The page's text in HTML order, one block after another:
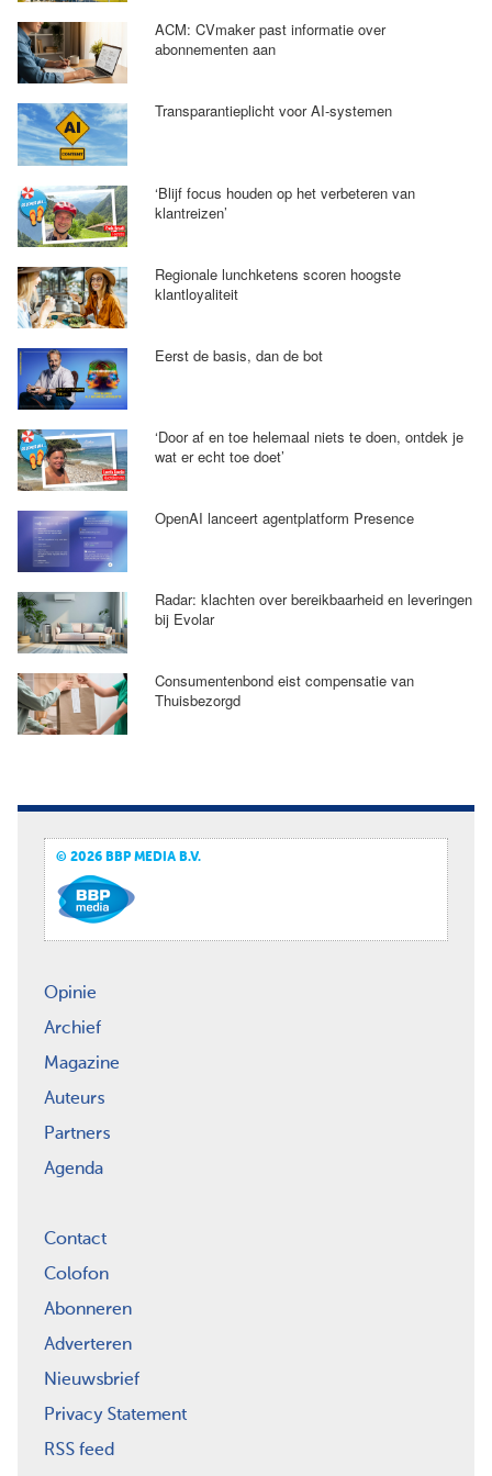
ACM: CVmaker past informatie over
abonnementen aan
Transparantieplicht voor AI-systemen
‘Blijf focus houden op het verbeteren van
klantreizen’
Regionale lunchketens scoren hoogste
klantloyaliteit
Eerst de basis, dan de bot
‘Door af en toe helemaal niets te doen, ontdek je
wat er echt toe doet’
OpenAI lanceert agentplatform Presence
Radar: klachten over bereikbaarheid en leveringen
bij Evolar
Consumentenbond eist compensatie van
Thuisbezorgd
© 2026 BBP MEDIA B.V.
Opinie
Archief
Magazine
Auteurs
Partners
Agenda
Contact
Colofon
Abonneren
Adverteren
Nieuwsbrief
Privacy Statement
RSS feed